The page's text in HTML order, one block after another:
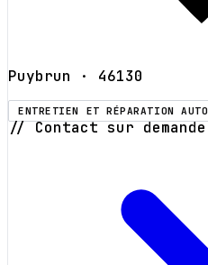
Puybrun · 46130
ENTRETIEN ET RÉPARATION AUTO
// Contact sur demande